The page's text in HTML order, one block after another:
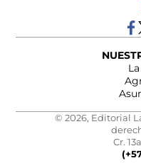
© 2026, Editorial
Cr.